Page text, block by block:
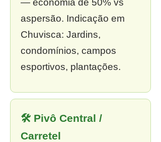
— economia de 50% vs
aspersão. Indicação em
Chuvisca: Jardins,
condomínios, campos
esportivos, plantações.
🛠 Pivô Central /
Carretel